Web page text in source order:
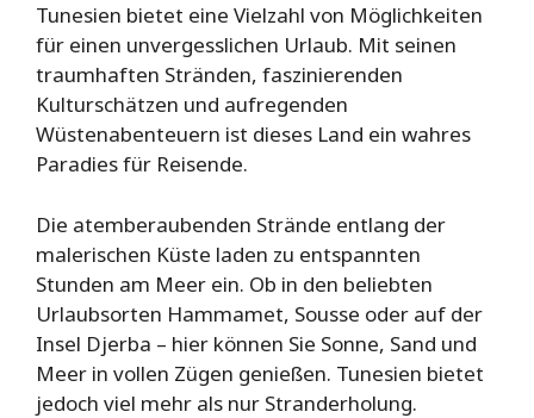
Tunesien bietet eine Vielzahl von Möglichkeiten
für einen unvergesslichen Urlaub. Mit seinen
traumhaften Stränden, faszinierenden
Kulturschätzen und aufregenden
Wüstenabenteuern ist dieses Land ein wahres
Paradies für Reisende.
Die atemberaubenden Strände entlang der
malerischen Küste laden zu entspannten
Stunden am Meer ein. Ob in den beliebten
Urlaubsorten Hammamet, Sousse oder auf der
Insel Djerba – hier können Sie Sonne, Sand und
Meer in vollen Zügen genießen. Tunesien bietet
jedoch viel mehr als nur Stranderholung.